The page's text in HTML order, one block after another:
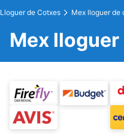
Lloguer de Cotxes Mex lloguer de
Mex